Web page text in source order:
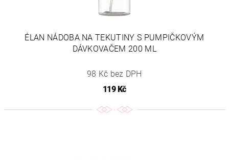
ÉLAN NÁDOBA NA TEKUTINY S PUMPIČKOVÝM
DÁVKOVAČEM 200 ML
98 Kč bez DPH
119 Kč